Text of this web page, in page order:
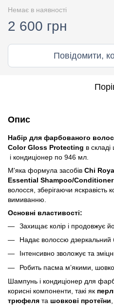
Немає в наявності
2 600 грн
Повідомити,
Опис
Набір для фарбованого
Color Gloss Protecting в
і кондиціонер по 946 мл.
М'яка формула засобів Chi
Essential Shampoo/Condit
волосся, зберігаючи яскравість
вимиванню.
Основні властивості:
Захищає колір і продовжує
Надає волоссю дзеркальний
Інтенсивно зволожує та
Робить пасма м’якими,
Шампунь і кондиціонер для
корисні компоненти, такі як
трюфеля та шовкові протеїни